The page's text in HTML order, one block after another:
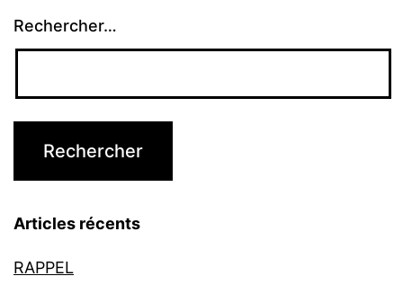
Rechercher…
Articles récents
RAPPEL